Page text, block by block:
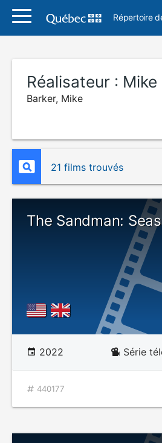
Répertoire
Réalisateur : Mike
Barker, Mike
21 films trouvés
The Sandman:
2022 Série
440177